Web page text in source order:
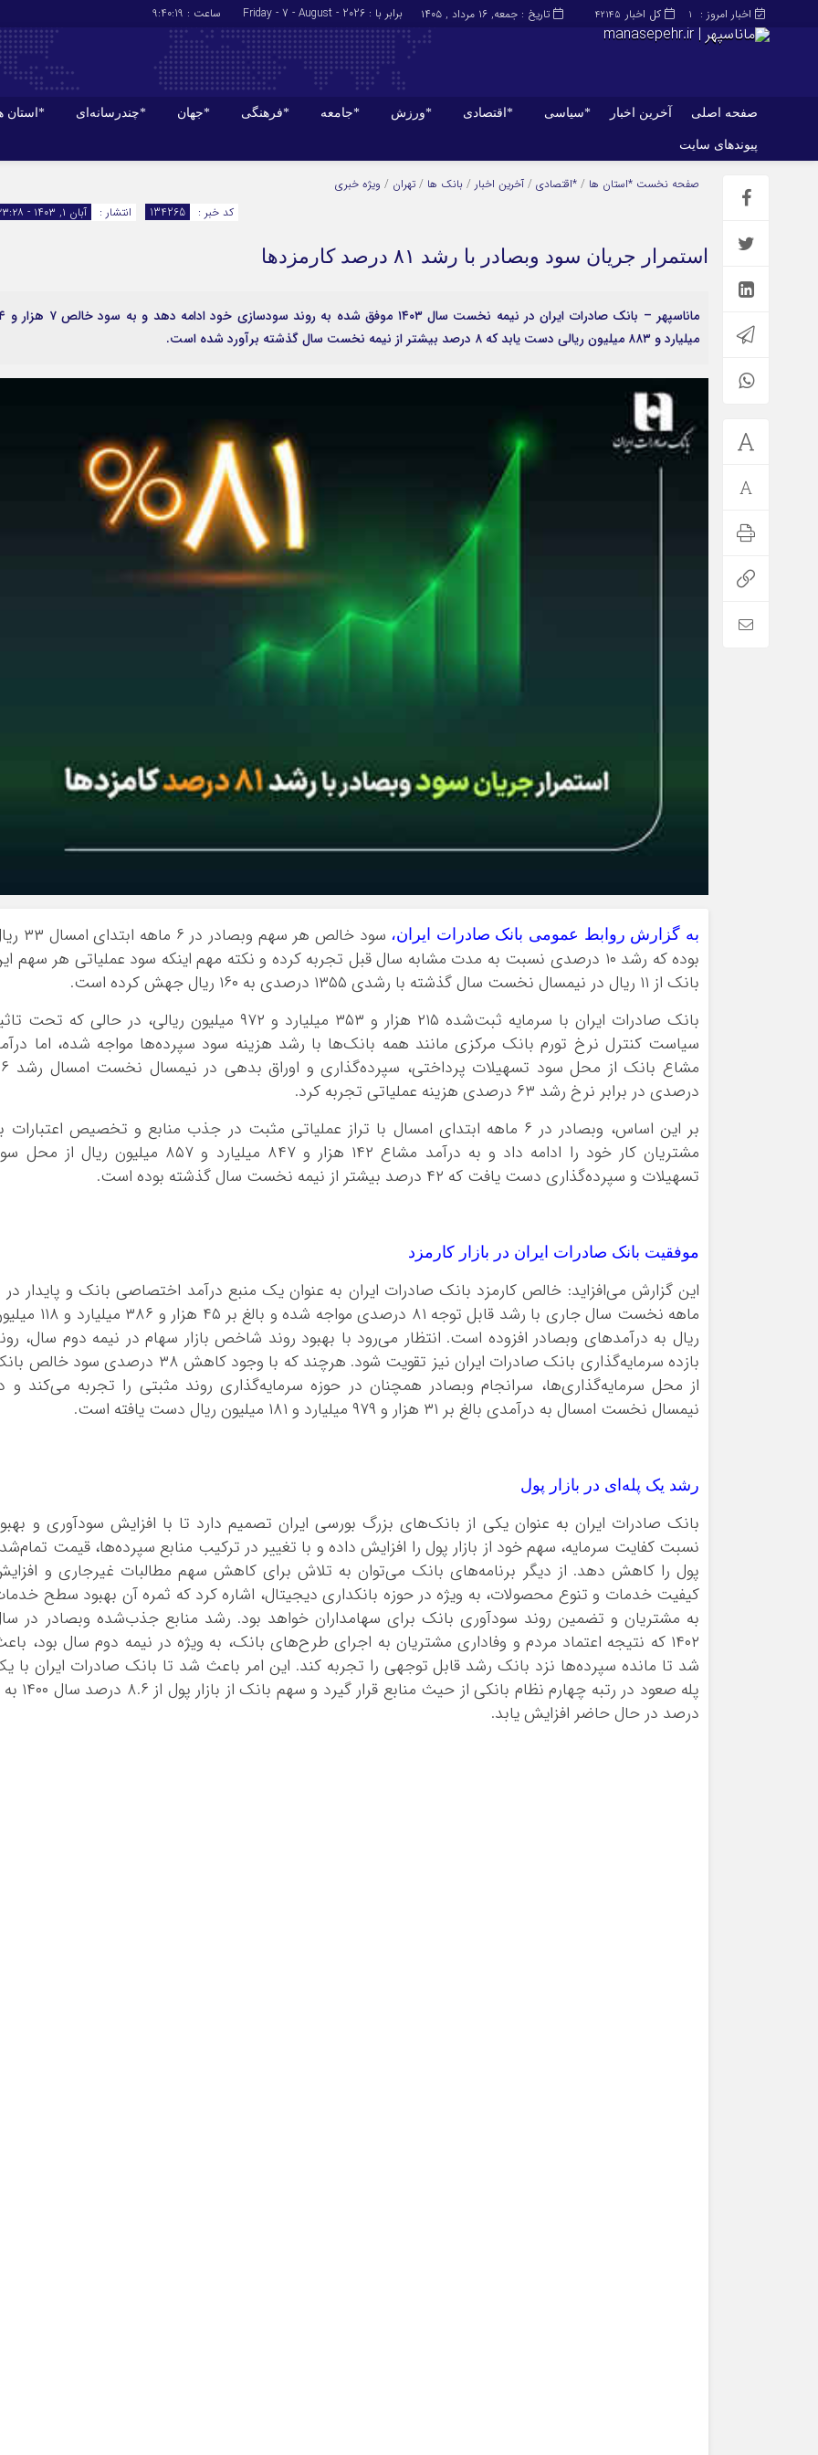
کل اخبار 42145 اخبار امروز : 1 تاریخ : جمعه, ۱۶ مرداد , ۱۴۰۵ برابر با : Friday - 7 - August - 2026 ساعت : 9:40:20
صفحه اصلی آخرین اخبار *سیاسی *اقتصادی *ورزش *جامعه *فرهنگی *جهان *چندرسانه‌ای *استان
پیوندهای سایت
صفحه اصلی آخرین اخبار
مجلس
احزاب و تشکلها
بانک ها
اخبار بورس
عکس
اصفهان
تهران
خراسان
خراسان رضوی
خوزستان
زنجان
سمنان
فارس
قزوین
کهگلویه و بویر
گلستان
گیلان
لرستان
مازندران
صفحه نخست *استان ها / *اقتصادی / آخرین اخبار / بانک ها / تهران / ویژه خبری
انتشار :
آبان ۱, ۱۴۰۳ - ۲۳:۲۸ کد خبر : 134265
استمرار جریان سود وبصادر با رشد ۸۱ درصد کارمزدها
ماناسپهر – بانک صادرات
میلیارد و ۸۸۳ میلیون ریالی دست یابد که ۸ درصد بیشتر از نیمه نخست سال گذشته برآورد شده است.
به گزارش روابط عمومی بانک صادرات ایران،
سود خالص هر سهم وبصادر در ۶
بوده که رشد ۱۰ درصدی نسبت به مدت مشابه سال قبل تجربه کرده و نکته مهم اینکه سود عملیاتی هر سهم
بانک از ۱۱ ریال در نیمسال نخست سال گذشته با رشدی ۱۳۵۵ درصدی به ۱۶۰ ریال جهش کرده است.
بانک صادرات ایران با سرمایه ثبت‌شده ۲۱۵ هزار و ۳۵۳ میلیارد و ۹۷۲ میلیون ریالی، در حالی که تحت
سیاست کنترل نرخ تورم بانک مرکزی مانند همه بانک‌ها با رشد هزینه سود سپرده‌ها مواجه شده، اما
مشاع بانک از محل سود
درصدی در برابر نرخ رشد ۶۳ درصدی هزینه عملیاتی تجربه کرد.
بر این اساس، وبصادر در ۶ ماهه ابتدای امسال با تراز عملیاتی مثبت در جذب منابع و تخصیص اعتبارات
مشتریان کار خود را ادامه داد و به درآمد مشاع ۱۴۲ هزار و ۸۴۷ میلیارد و ۸۵۷ میلیون ریال از
تسهیلات و سپرده‌گذاری دست یافت که ۴۲ درصد بیشتر از نیمه نخست سال گذشته بوده است.
موفقیت بانک صادرات ایران در بازار کارمزد
ماهه نخست سال جاری با رشد قابل توجه ۸۱ درصدی مواجه شده و بالغ بر ۴۵
ریال به درآمدهای وبصادر افزوده است. انتظار می‌رود با بهبود روند شاخص بازار سهام در نیمه دوم سال،
بازده سرمایه‌گذاری بانک صادرات ایران نیز تقویت شود. هرچند که با وجود کاهش ۳۸ درصدی سود
از محل سرمایه‌گذاری‌ها، سرانجام وبصادر همچنان در حوزه سرمایه‌گذاری روند مثبتی را تجربه می‌کند و
نیمسال نخست امسال به درآمدی بالغ بر ۳۱ هزار و ۹۷۹ میلیارد و ۱۸۱ میلیون ریال دست یافته است.
رشد یک پله‌ای در بازار پول
بانک صادرات ایران به عنوان یکی از بانک‌های بزرگ بورسی ایران تصمیم دارد تا با افزایش سودآوری و
نسبت کفایت سرمایه، سهم خود از بازار پول را افزایش داده و با تغییر در ترکیب منابع سپرده‌ها، قیمت
پول را کاهش دهد. از دیگر برنامه‌های بانک می‌توان به تلاش برای کاهش سهم مطالبات غیرجاری و
کیفیت خدمات و تنوع محصولات، به ویژه در حوزه بانکداری دیجیتال، اشاره کرد که ثمره آن بهبود سطح
به مشتریان و تضمین روند سودآوری بانک برای سهامداران خواهد بود. رشد منابع جذب‌شده وبصادر در
۱۴۰۲ که نتیجه اعتماد مردم و وفاداری مشتریان به اجرای طرح‌های بانک، به ویژه در نیمه دوم سال بود،
شد تا مانده سپرده‌ها نزد بانک رشد قابل توجهی را تجربه کند. این امر باعث شد تا بانک صادرات ایران با
درصد در حال حاضر افزایش یابد.